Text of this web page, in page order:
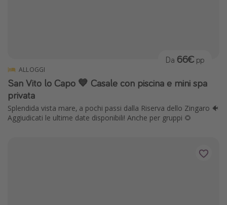
ALLOGGI
San Vito lo Capo 💙 Casale con piscina e mini spa
privata
Splendida vista mare, a pochi passi dalla Riserva dello Zingaro 🐠
Aggiudicati le ultime date disponibili! Anche per gruppi 🌻
Da 66€ pp